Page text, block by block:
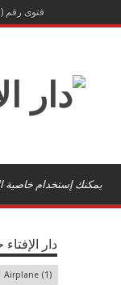
فتوى رقم ( 1618 ) عدة المخلوعة
يمكنك إستخدام خاصية
دار
Airplane (1)